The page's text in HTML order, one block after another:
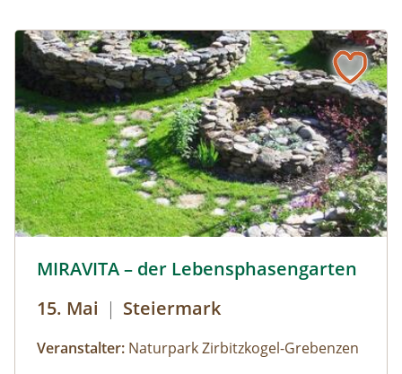
MIRAVITA – der Lebensphasengarten
15. Mai | Steiermark
Veranstalter: Naturpark Zirbitzkogel-Grebenzen